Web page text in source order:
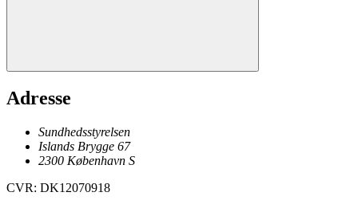
Adresse
Sundhedsstyrelsen
Islands Brygge 67
2300 København S
CVR: DK12070918